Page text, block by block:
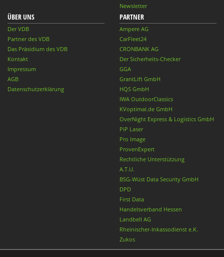
Newsletter
ÜBER UNS
Der VDB
Partner des VDB
Das Präsidium des VDB
Kontakt
Impressum
AGB
Datenschutzerklärung
PARTNER
Ampere AG
CarFleet24
CRONBANK AG
Der Sicherheits-Checker
GGA
GrantLift GmbH
HQS GmbH
IWA OutdoorClassics
KVoptimal.de GmbH
OverNight Express & Logistics GmbH
PiP Laser
Pro Image
ProvenExpert
Rechtliche Unterstützung
A.T.U.
BSG-Wüst Data Security GmbH
DPD
First Data
Handelsverband Hessen
Landbell AG
Rheinischer-Inkassodienst e.K.
Zukos